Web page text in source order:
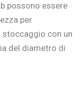
possono essere
per
con un
del diametro di